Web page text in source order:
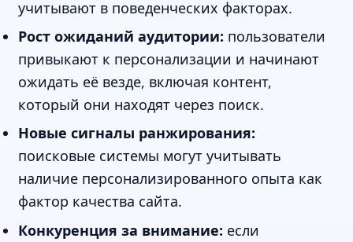
учитывают в поведенческих факторах.
Рост ожиданий аудитории: пользователи
привыкают к персонализации и начинают
ожидать её везде, включая контент,
который они находят через поиск.
Новые сигналы ранжирования:
поисковые системы могут учитывать
наличие персонализированного опыта как
фактор качества сайта.
Конкуренция за внимание: если